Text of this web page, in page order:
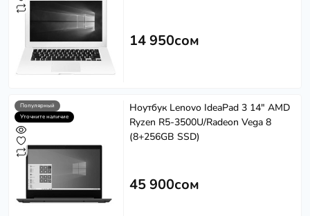
14 950сом
Популярный
Уточните наличие
Ноутбук Lenovo IdeaPad 3 14" AMD
Ryzen R5-3500U/Radeon Vega 8
(8+256GB SSD)
45 900сом